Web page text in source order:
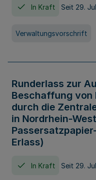
In Kraft Seit 29.
Verwaltungsvorschrift
Runderlass zur
Beschaffung von
durch die
in Nordrhein-
Erlass)
In Kraft Seit 29.